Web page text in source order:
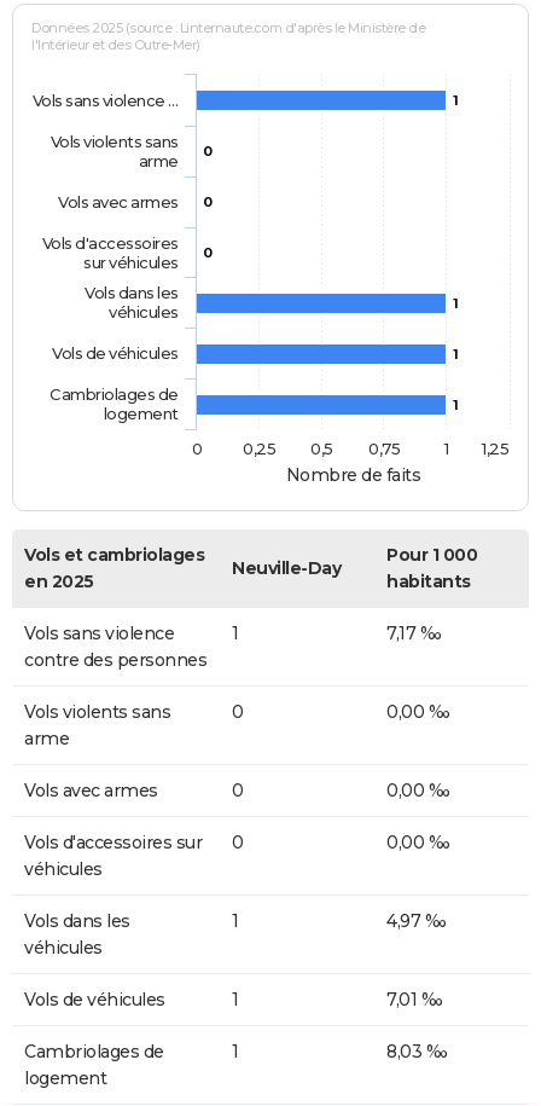
Nombre de faits
Données 2025 (source : Linternaute.com d'après le Ministère de
l'Intérieur et des Outre-Mer)
1
0
0
0
1
1
1
Vols sans violence …
Vols violents sans
arme
Vols avec armes
Vols d'accessoires
sur véhicules
Vols dans les
véhicules
Vols de véhicules
Cambriolages de
logement
0
1
0,25 0,5 0,75 1,25
Vols et cambriolages
en 2025
Neuville-Day
Pour 1 000
habitants
Vols sans violence
contre des personnes
1 7,17 ‰
Vols violents sans
arme
0 0,00 ‰
Vols avec armes 0 0,00 ‰
Vols d'accessoires sur
véhicules
0 0,00 ‰
Vols dans les
véhicules
1 4,97 ‰
Vols de véhicules 1 7,01 ‰
Cambriolages de
logement
1 8,03 ‰